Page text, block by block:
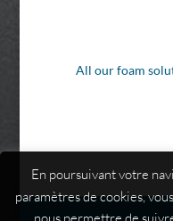
All our foam
En poursuivant votre
paramètres de cookies,